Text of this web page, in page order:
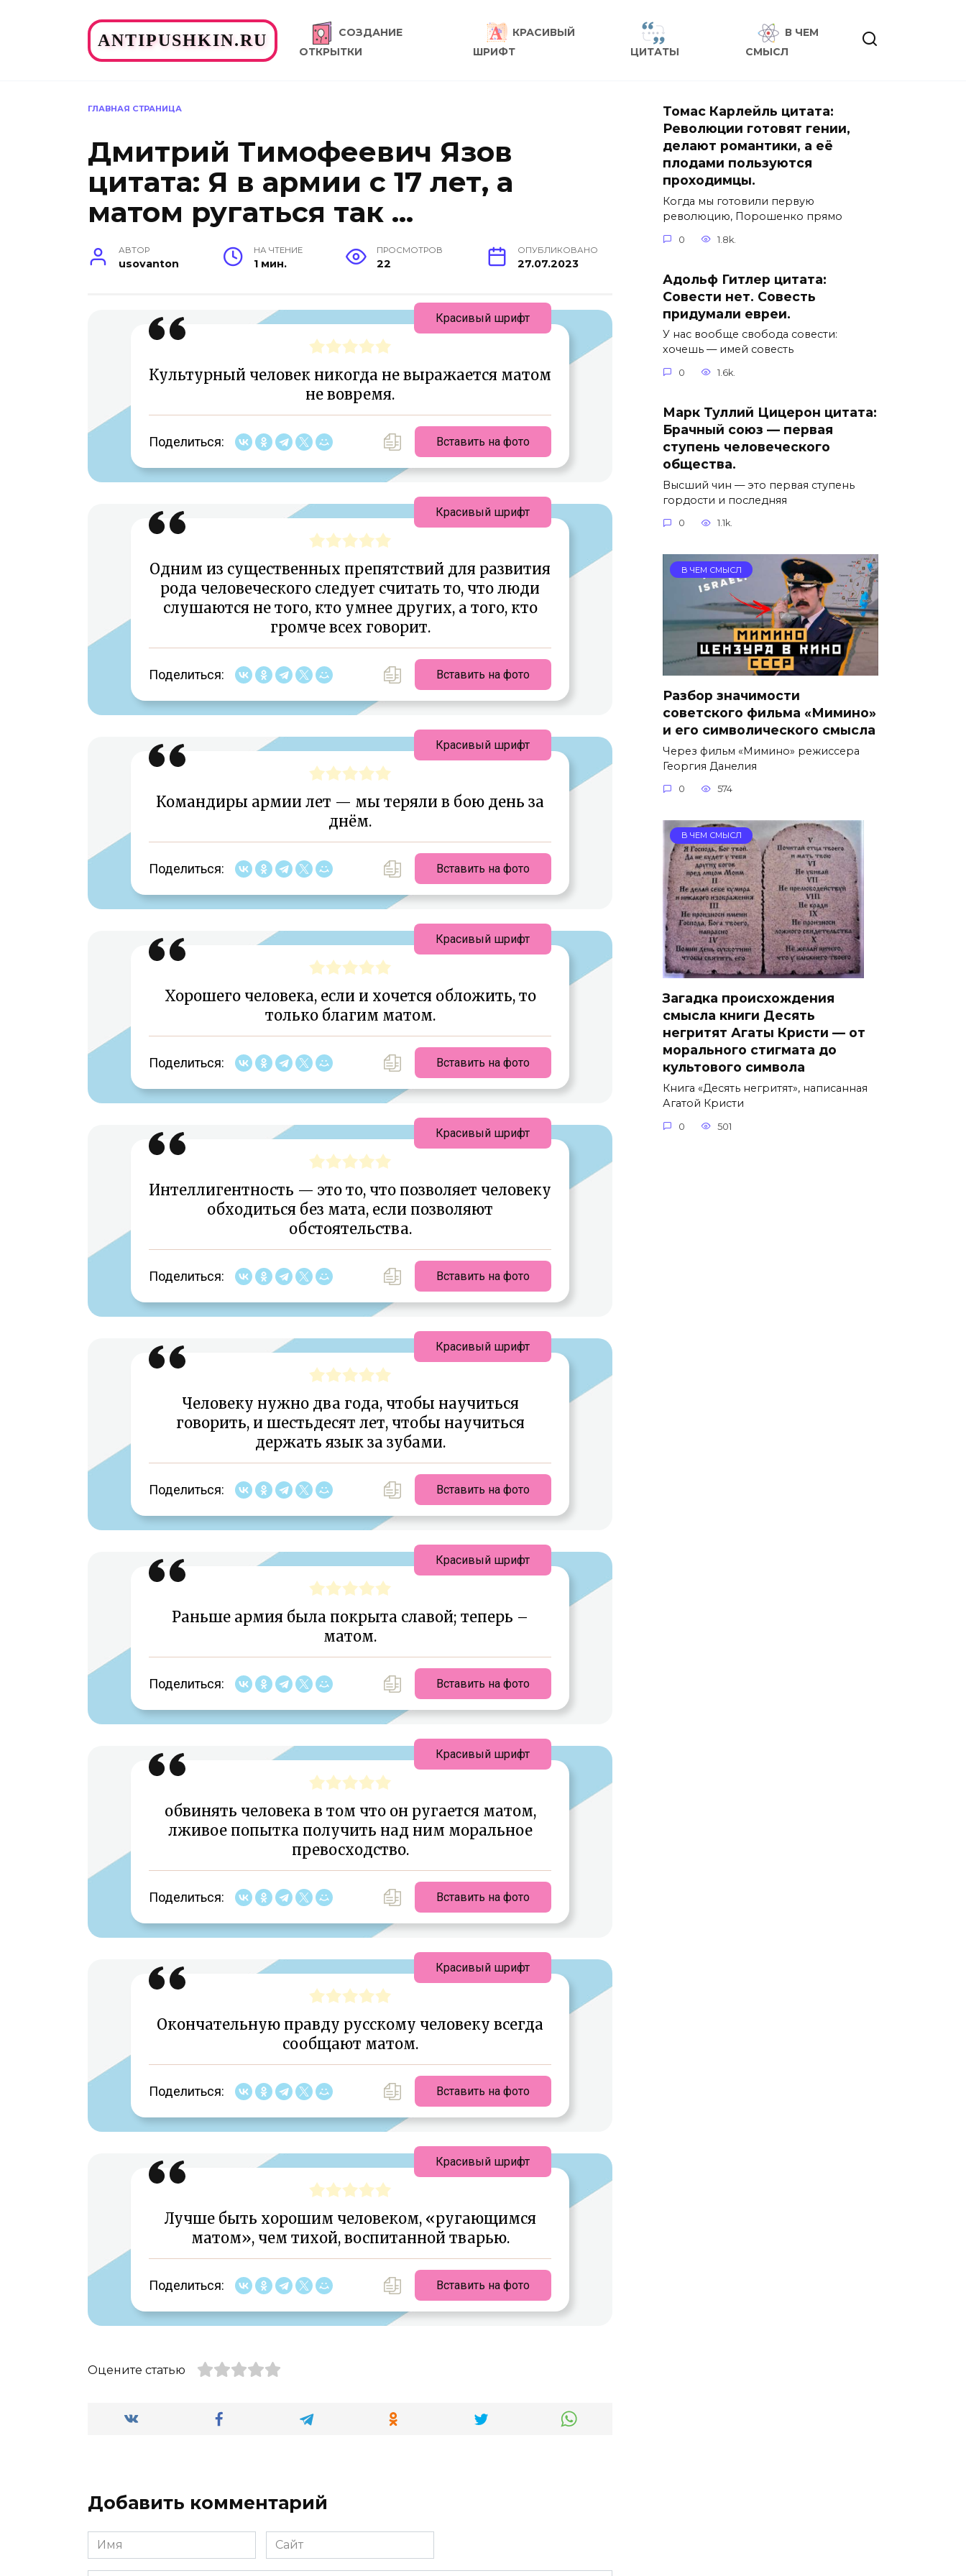
ANTIPUSHKIN.RU
СОЗДАНИЕ
ОТКРЫТКИ
КРАСИВЫЙ
ШРИФТ
ЦИТАТЫ
В ЧЕМ
СМЫСЛ
ГЛАВНАЯ СТРАНИЦА
Дмитрий Тимофеевич Язов
цитата: Я в армии с 17 лет, а
матом ругаться так …
АВТОР
usovanton
НА ЧТЕНИЕ
1 мин.
ПРОСМОТРОВ
22
ОПУБЛИКОВАНО
27.07.2023
Культурный человек никогда не выражается матом
не вовремя.
Поделиться: Вставить на фото
Красивый шрифт
Одним из существенных препятствий для развития
рода человеческого следует считать то, что люди
слушаются не того, кто умнее других, а того, кто
громче всех говорит.
Поделиться: Вставить на фото
Красивый шрифт
Командиры армии лет — мы теряли в бою день за
днём.
Поделиться: Вставить на фото
Красивый шрифт
Хорошего человека, если и хочется обложить, то
только благим матом.
Поделиться: Вставить на фото
Красивый шрифт
Интеллигентность — это то, что позволяет человеку
обходиться без мата, если позволяют
обстоятельства.
Поделиться: Вставить на фото
Красивый шрифт
Человеку нужно два года, чтобы научиться
говорить, и шестьдесят лет, чтобы научиться
держать язык за зубами.
Поделиться: Вставить на фото
Красивый шрифт
Раньше армия была покрыта славой; теперь –
матом.
Поделиться: Вставить на фото
Красивый шрифт
обвинять человека в том что он ругается матом,
лживое попытка получить над ним моральное
превосходство.
Поделиться: Вставить на фото
Красивый шрифт
Окончательную правду русскому человеку всегда
сообщают матом.
Поделиться: Вставить на фото
Красивый шрифт
Лучше быть хорошим человеком, «ругающимся
матом», чем тихой, воспитанной тварью.
Поделиться: Вставить на фото
Красивый шрифт
Оцените статью
Добавить комментарий
Имя
*
Сайт
Томас Карлейль цитата:
Революции готовят гении,
делают романтики, а её
плодами пользуются
проходимцы.
Когда мы готовили первую
революцию, Порошенко прямо
0 1.8k.
Адольф Гитлер цитата:
Совести нет. Совесть
придумали евреи.
У нас вообще свобода совести:
хочешь — имей совесть
0 1.6k.
Марк Туллий Цицерон цитата:
Брачный союз — первая
ступень человеческого
общества.
Высший чин — это первая ступень
гордости и последняя
0 1.1k.
В ЧЕМ СМЫСЛ
Разбор значимости
советского фильма «Мимино»
и его символического смысла
Через фильм «Мимино» режиссера
Георгия Данелия
0 574
В ЧЕМ СМЫСЛ
Загадка происхождения
смысла книги Десять
негритят Агаты Кристи — от
морального стигмата до
культового символа
Книга «Десять негритят», написанная
Агатой Кристи
0 501